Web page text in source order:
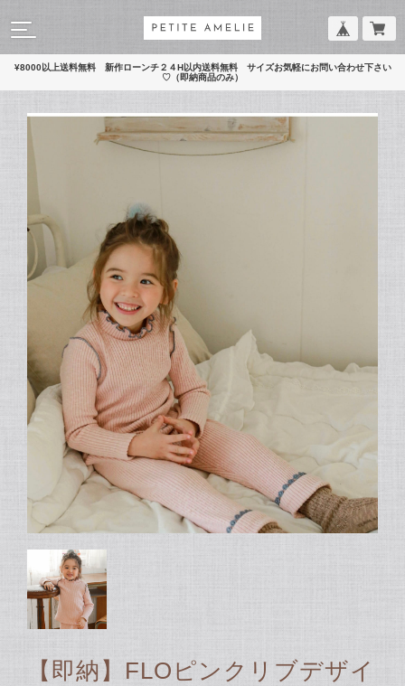
¥8000以上送料無料 新作ローンチ２４H以内送料無料 サイズお気軽にお問い合わせ下さい
♡（即納商品のみ）
【即納】FLOピンクリブデザイ